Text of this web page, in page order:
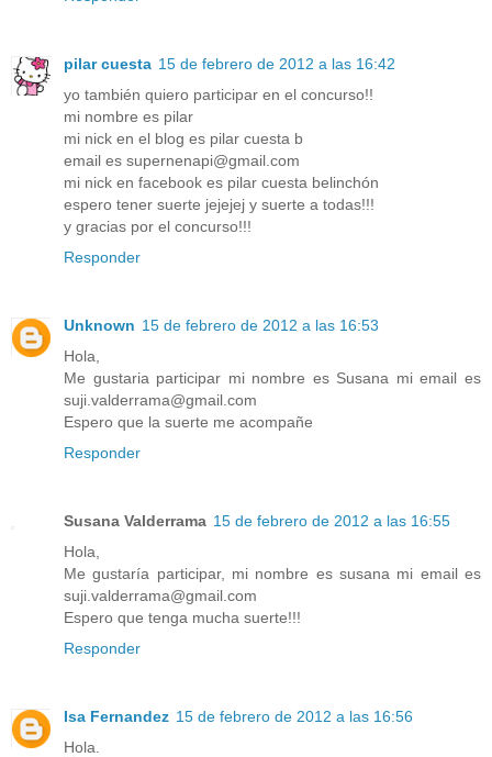
pilar cuesta 15 de febrero de 2012 a las 16:42
yo también quiero participar en el concurso!!
mi nombre es pilar
mi nick en el blog es pilar cuesta b
email es supernenapi@gmail.com
mi nick en facebook es pilar cuesta belinchón
espero tener suerte jejejej y suerte a todas!!!
y gracias por el concurso!!!
Responder
Unknown 15 de febrero de 2012 a las 16:53
Hola,
Me gustaria participar mi nombre es Susana mi email es
suji.valderrama@gmail.com
Espero que la suerte me acompañe
Responder
Susana Valderrama 15 de febrero de 2012 a las 16:55
Hola,
Me gustaría participar, mi nombre es susana mi email es
suji.valderrama@gmail.com
Espero que tenga mucha suerte!!!
Responder
Isa Fernandez 15 de febrero de 2012 a las 16:56
Hola.